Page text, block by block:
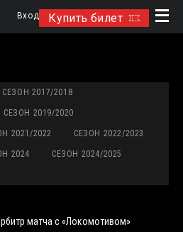
Купить билет
Вход
СЕЗОН 2017/2018
СЕЗОН 2019/2020
2021/2022 СЕЗОН 2022/2023
2024 СЕЗОН 2024/2025
матча с «Локомотивом»